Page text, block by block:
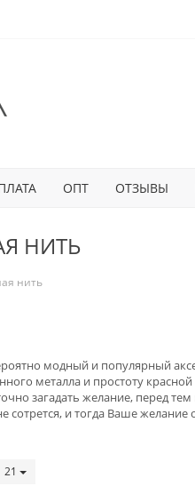
ОПТ ОТЗЫВЫ
НИТЬ
нить
модный и популярный
металла и простоту
загадать желание, перед
и тогда Ваше желание
21